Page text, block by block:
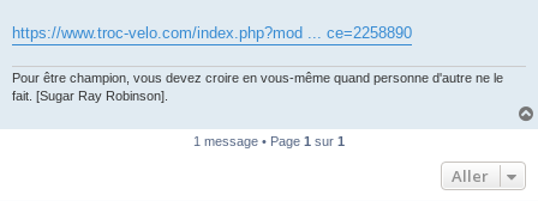
u
https://www.troc-velo.com/index.php?mod ... ce=2258890
Pour être champion, vous devez croire en vous-même quand personne d'autre ne le
fait. [Sugar Ray Robinson].
1 message • Page 1 sur 1
Aller